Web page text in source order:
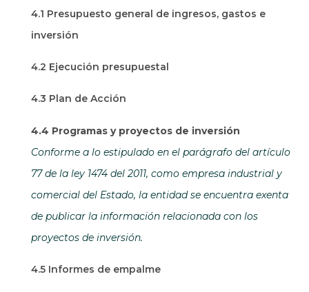
4.1 Presupuesto general de ingresos, gastos e
inversión
4.2 Ejecución presupuestal
4.3 Plan de Acción
4.4 Programas y proyectos de inversión
Conforme a lo estipulado en el parágrafo del artículo
77 de la ley 1474 del 2011, como empresa industrial y
comercial del Estado, la entidad se encuentra exenta
de publicar la información relacionada con los
proyectos de inversión.
4.5 Informes de empalme